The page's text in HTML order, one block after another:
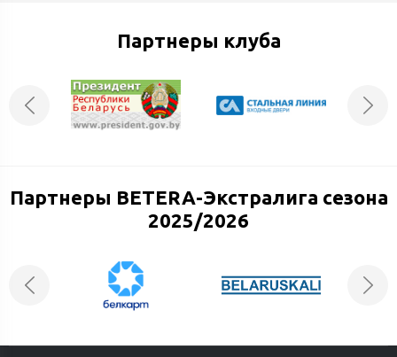
Партнеры клуба
Партнеры BETERA-Экстралига сезона
2025/2026